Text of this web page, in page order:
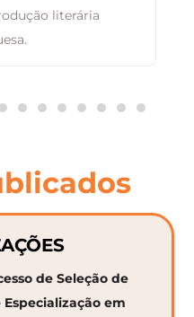
literária
de Seleção de
em